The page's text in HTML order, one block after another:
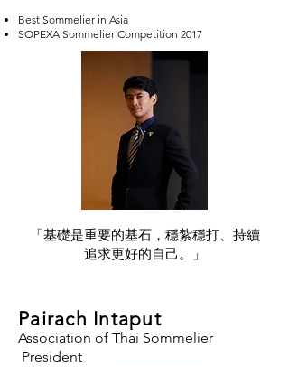
Best Sommelier in Asia
SOPEXA Sommelier Competition 2017
「基礎是重要的基石，穩紮穩打、持續
追求更好的自己。」
Pairach Intaput
Association of Thai Sommelier
President